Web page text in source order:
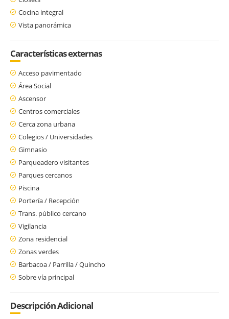
Cocina integral
Vista panorámica
Características externas
Acceso pavimentado
Área Social
Ascensor
Centros comerciales
Cerca zona urbana
Colegios / Universidades
Gimnasio
Parqueadero visitantes
Parques cercanos
Piscina
Portería / Recepción
Trans. público cercano
Vigilancia
Zona residencial
Zonas verdes
Barbacoa / Parrilla / Quincho
Sobre vía principal
Descripción Adicional